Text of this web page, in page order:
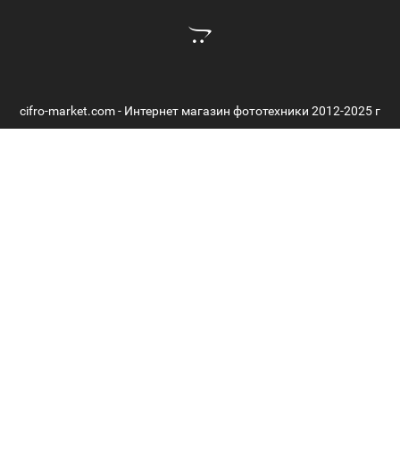
cifro-market.com - Интернет магазин фототехники 2012-2025 г